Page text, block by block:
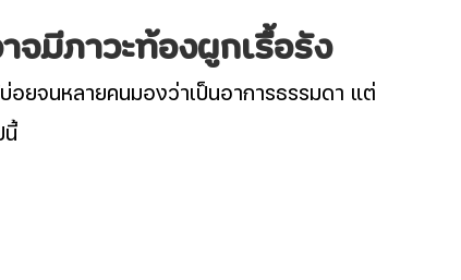
มีภาวะท้องผูกเรื้อรัง
ยจนหลายคนมองว่าเป็นอาการธรรมดา แต่
นี้